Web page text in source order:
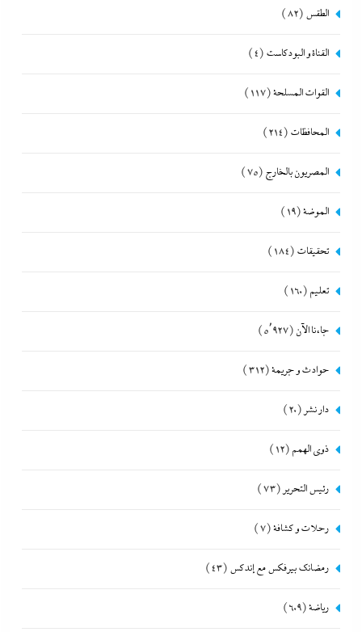
الطقس (82)
القناة و البودكاست (4)
القوات المسلحة(117)
المحافظات (214)
المصريون بالخارج (75)
الموضة(19)
تحقيقات (184)
تعليم (160)
جاءنا الآن (5٬927)
حوادث و جريمة(312)
دار نشر (20)
ذوى الهمم (12)
رئيس التحرير (73)
رحلات و كشافة(7)
رمضانك بيرفكس مع إندكس (43)
رياضة(609)